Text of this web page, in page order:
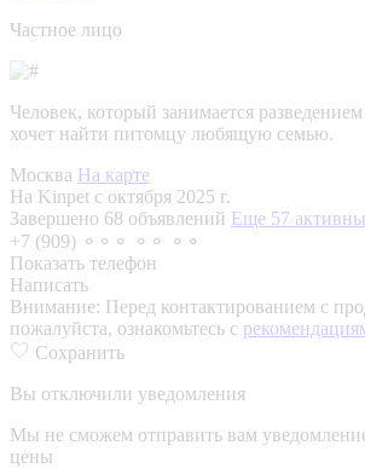
Частное лицо
Человек, который занимается
хочет найти питомцу любящую семью.
Москва На карте
На Kinpet c октября 2025 г.
Завершено 68 объявлений Еще 57
+7 (909) ⚬⚬⚬ ⚬⚬ ⚬⚬
Показать телефон
Написать
Внимание: Перед контактированием с
пожалуйста, ознакомьтесь с
Сохранить
Вы отключили уведомления
Мы не сможем отправить вам
цены